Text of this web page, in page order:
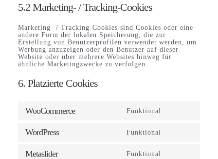
5.2 Marketing- / Tracking-Cookies
Marketing- / Tracking-Cookies sind Cookies oder eine
andere Form der lokalen Speicherung, die zur
Erstellung von Benutzerprofilen verwendet werden, um
Werbung anzuzeigen oder den Benutzer auf dieser
Website oder über mehrere Websites hinweg für
ähnliche Marketingzwecke zu verfolgen.
6. Platzierte Cookies
WooCommerce Funktional
WordPress Funktional
Metaslider Funktional